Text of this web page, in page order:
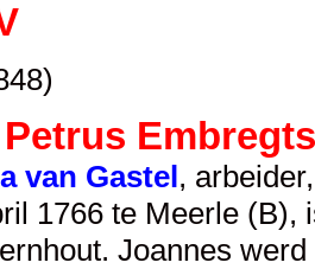
Embregts
van Gastel,
1766 te Meerle (B),
Joannes